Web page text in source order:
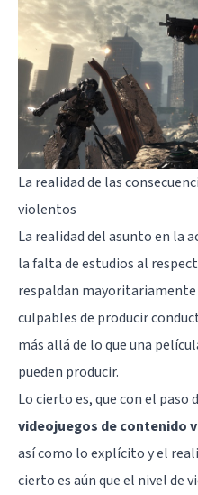
La realidad de las
violentos
La realidad del asunto en la
la falta de estudios al
respaldan mayoritariamente
culpables de producir
más allá de lo que una
pueden producir.
Lo cierto es, que con el paso
videojuegos de contenido
así como lo explícito y el
cierto es aún que el nivel de